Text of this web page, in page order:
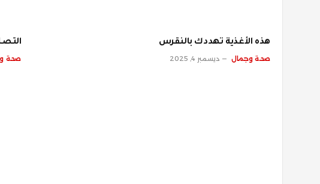
‫هذه الأغذية تهددك بالنقرس
صحة وجمال ديسمبر 4, 2025 صحة